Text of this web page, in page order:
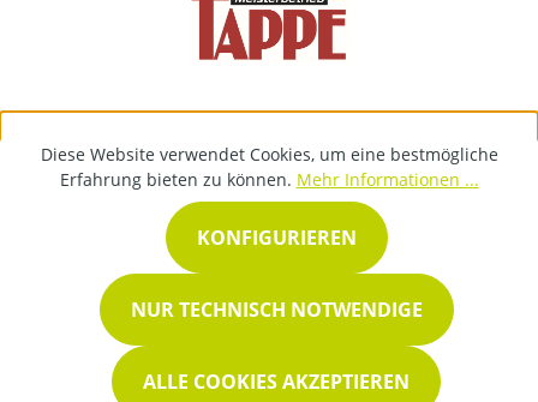
Diese Website verwendet Cookies, um eine bestmögliche
Erfahrung bieten zu können. Mehr Informationen ...
NUR TECHNISCH NOTWENDIGE
KONFIGURIEREN
ALLE COOKIES AKZEPTIEREN